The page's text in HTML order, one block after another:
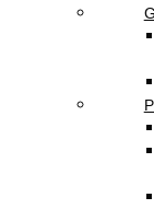
Voir Produit